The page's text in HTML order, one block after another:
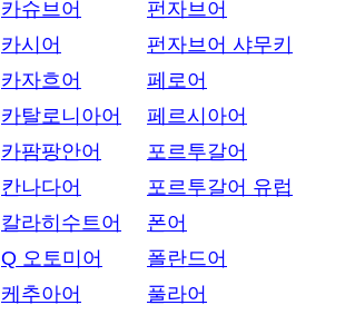
카슈브어
카시어
카자흐어
카탈로니아어
카팜팡안어
칸나다어
칼라히수트어
Q 오토미어
케추아어
펀자브어
펀자브어 샤무키
페로어
페르시아어
포르투갈어
포르투갈어 유럽
폰어
폴란드어
풀라어